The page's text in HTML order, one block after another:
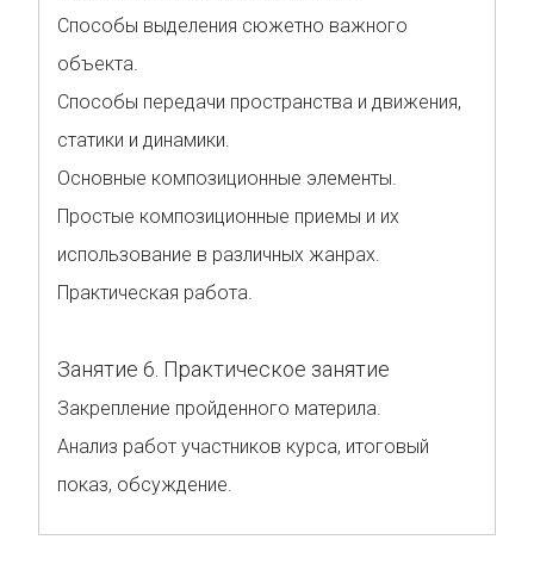
Способы выделения сюжетно важного
объекта.
Способы передачи пространства и движения,
статики и динамики.
Основные композиционные элементы.
Простые композиционные приемы и их
использование в различных жанрах.
Практическая работа.
Занятие 6. Практическое занятие
Закрепление пройденного материла.
Анализ работ участников курса, итоговый
показ, обсуждение.